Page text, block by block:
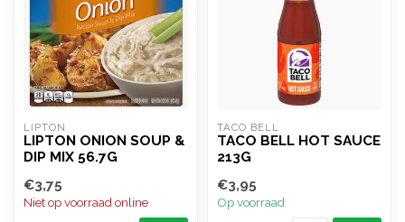
LIPTON
LIPTON ONION SOUP &
DIP MIX 56.7G
€3,75
Niet op voorraad online
TACO BELL
TACO BELL HOT SAUCE
213G
€3,95
Op voorraad